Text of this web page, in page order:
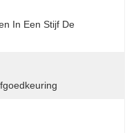
In Een Stijf De